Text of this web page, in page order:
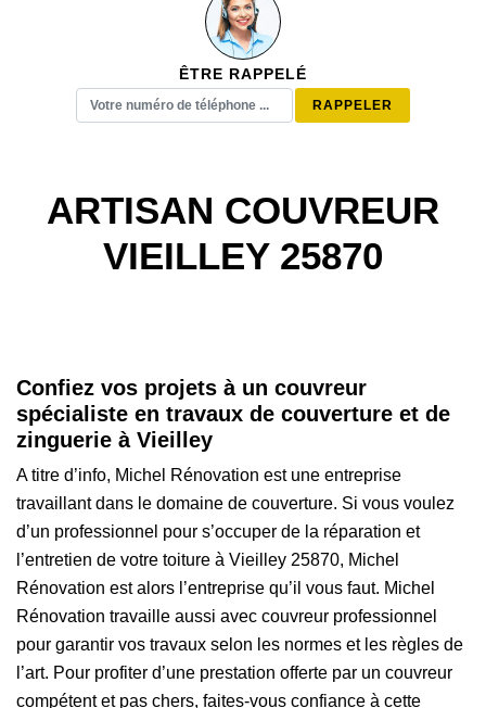
ÊTRE RAPPELÉ
ARTISAN COUVREUR
VIEILLEY 25870
Confiez vos projets à un couvreur
spécialiste en travaux de couverture et de
zinguerie à Vieilley
A titre d’info, Michel Rénovation est une entreprise
travaillant dans le domaine de couverture. Si vous voulez
d’un professionnel pour s’occuper de la réparation et
l’entretien de votre toiture à Vieilley 25870, Michel
Rénovation est alors l’entreprise qu’il vous faut. Michel
Rénovation travaille aussi avec couvreur professionnel
pour garantir vos travaux selon les normes et les règles de
l’art. Pour profiter d’une prestation offerte par un couvreur
compétent et pas chers, faites-vous confiance à cette